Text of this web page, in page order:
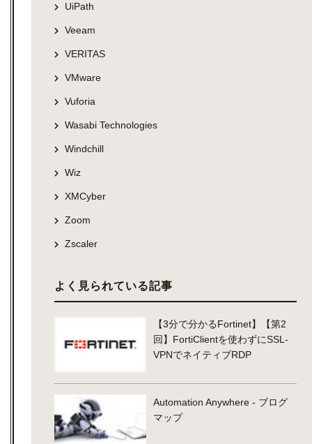
UiPath
Veeam
VERITAS
VMware
Vuforia
Wasabi Technologies
Windchill
Wiz
XMCyber
Zoom
Zscaler
よく見られている記事
【3分で分かるFortinet】【第2
回】FortiClientを使わずにSSL-
VPNでネイティブRDP
Automation Anywhere - ブログ
マップ